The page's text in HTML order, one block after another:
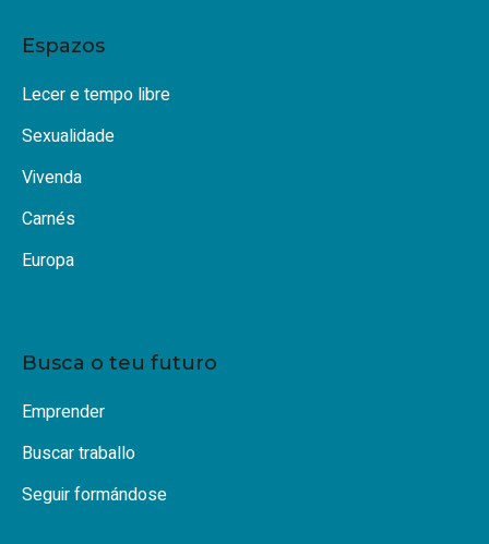
Espazos
Lecer e tempo libre
Sexualidade
Vivenda
Carnés
Europa
Busca o teu futuro
Emprender
Buscar traballo
Seguir formándose